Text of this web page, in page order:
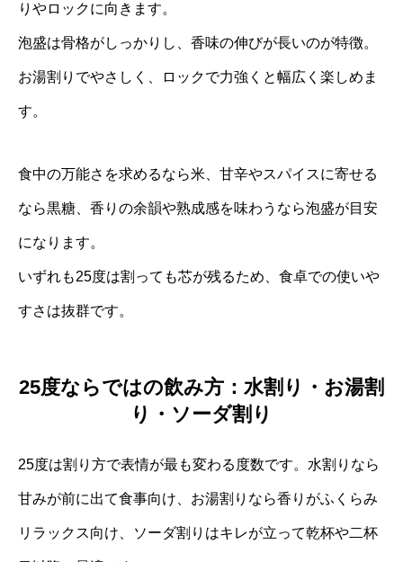
りやロックに向きます。
泡盛は骨格がしっかりし、香味の伸びが長いのが特徴。
お湯割りでやさしく、ロックで力強くと幅広く楽しめま
す。
食中の万能さを求めるなら米、甘辛やスパイスに寄せる
なら黒糖、香りの余韻や熟成感を味わうなら泡盛が目安
になります。
いずれも25度は割っても芯が残るため、食卓での使いや
すさは抜群です。
25度ならではの飲み方：水割り・お湯割
り・ソーダ割り
25度は割り方で表情が最も変わる度数です。水割りなら
甘みが前に出て食事向け、お湯割りなら香りがふくらみ
リラックス向け、ソーダ割りはキレが立って乾杯や二杯